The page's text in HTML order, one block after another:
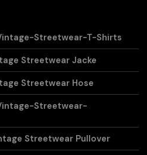
Streetwear-T-Shirts
Streetwear Jacke
Streetwear Hose
Streetwear-
Streetwear Pullover